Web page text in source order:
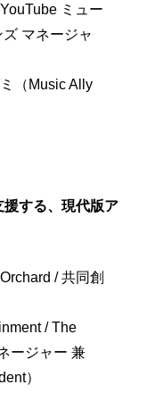
ミュー
マネージャ
（Music Ally
する、現代版ア
/ 共同創
/ The
ージャー 兼
）